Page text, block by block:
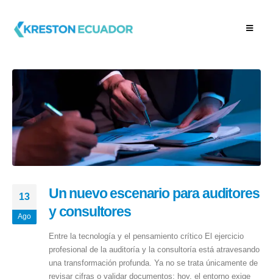
13
Ago
Un nuevo escenario para auditores
y consultores
Entre la tecnología y el pensamiento crítico El ejercicio
profesional de la auditoría y la consultoría está atravesando
una transformación profunda. Ya no se trata únicamente de
revisar cifras o validar documentos; hoy, el entorno exige